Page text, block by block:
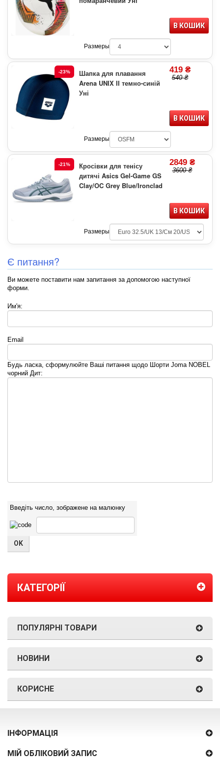
В КОШИК
Размеры
-23%
Шапка для плавання
Arena UNIX II темно-синій
Уні
419 ₴
540 ₴
В КОШИК
Размеры
-21%
Кросівки для тенісу
дитячі Asics Gel-Game GS
Clay/OC Grey Blue/Ironclad
2849 ₴
3600 ₴
В КОШИК
Размеры
Є питання?
Ви можете поставити нам запитання за допомогою наступної
форми.
Им'я:
Email
Будь ласка, сформулюйте Ваші питання щодо Шорти Joma NOBEL
чорний Дит:
Введіть число, зображене на малюнку
КАТЕГОРІЇ
ПОПУЛЯРНІ ТОВАРИ
НОВИНИ
КОРИСНЕ
ІНФОРМАЦІЯ
МІЙ ОБЛІКОВИЙ ЗАПИС